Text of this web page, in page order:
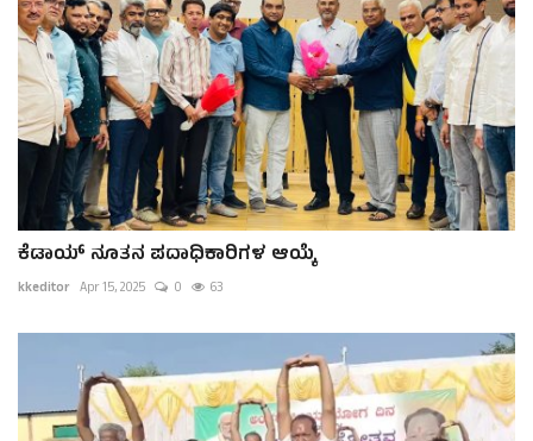
ಕೆಡಾಯ್ ನೂತನ ಪದಾಧಿಕಾರಿಗಳ ಆಯ್ಕೆ
kkeditor Apr 15, 2025 0 63